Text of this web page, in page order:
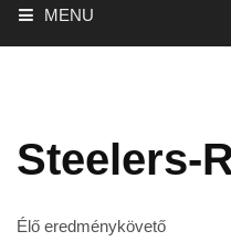
MENU
Steelers-
Élő eredménykövető